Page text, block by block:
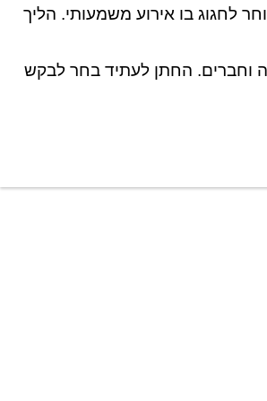
לחגוג בו אירוע משמעותי. הליך
בליווי קרובי משפחה וחברים. החתן לעתיד בחר לבקש